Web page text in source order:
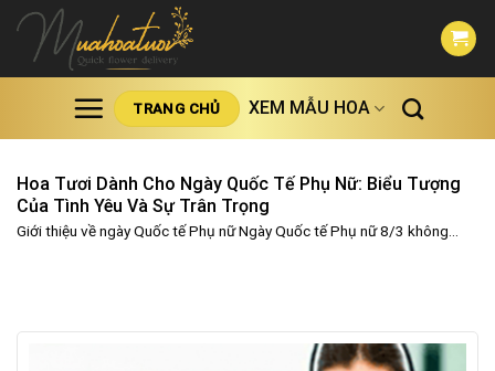
Skip
content
TRANG CHỦ XEM MẪU HOA
Hoa Tươi Dành Cho Ngày Quốc Tế Phụ Nữ: Biểu Tượng
Của Tình Yêu Và Sự Trân Trọng
Giới thiệu về ngày Quốc tế Phụ nữ Ngày Quốc tế Phụ nữ 8/3 không...